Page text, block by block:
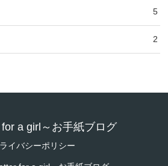
5
2
for a girl～お手紙ブログ
イバシーポリシー